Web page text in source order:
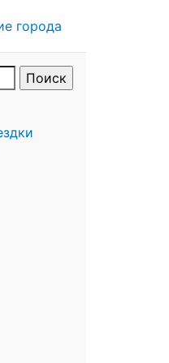
города